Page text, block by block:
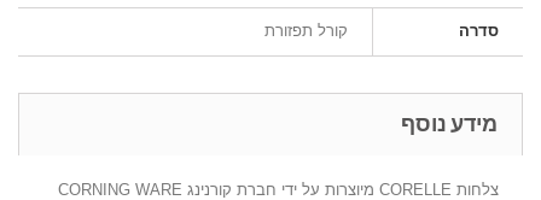
סדרה קורל תפזורת
מידע נוסף
צלחות CORELLE מיוצרות על ידי חברת קורנינג CORNING WARE